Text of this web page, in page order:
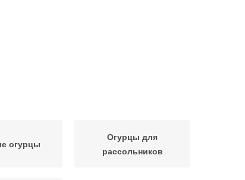
огурцы
Огурцы для
рассольников